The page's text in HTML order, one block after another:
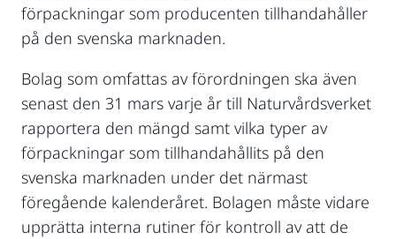
förpackningar som producenten tillhandahåller
på den svenska marknaden.
Bolag som omfattas av förordningen ska även
senast den 31 mars varje år till Naturvårdsverket
rapportera den mängd samt vilka typer av
förpackningar som tillhandahållits på den
svenska marknaden under det närmast
föregående kalenderåret. Bolagen måste vidare
upprätta interna rutiner för kontroll av att de